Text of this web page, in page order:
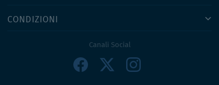
CONDIZIONI
Canali Social